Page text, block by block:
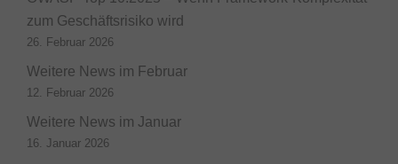
zum Geschäftsrisiko wird
26. Februar 2026
Weitere News im Februar
12. Februar 2026
Weitere News im Januar
16. Januar 2026